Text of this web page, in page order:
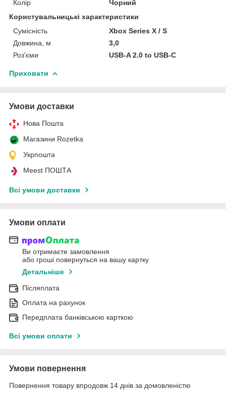
Колір
Чорний
Користувальницькі характеристики
Сумісність
Xbox Series X / S
Довжина, м
3,0
Роз'єми
USB-A 2.0 to USB-C
Приховати
Умови доставки
Нова Пошта
Магазини Rozetka
Укрпошта
Meest ПОШТА
Всі умови доставки
Умови оплати
Ви отримаєте замовлення
або гроші повернуться на вашу картку
Детальніше
Післяплата
Оплата на рахунок
Передплата банківською карткою
Всі умови оплати
Умови повернення
Повернення товару впродовж 14 днів за домовленістю